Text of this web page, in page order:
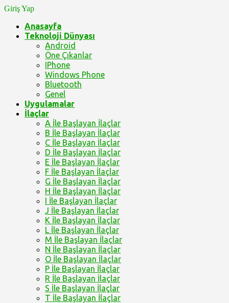
Giriş Yap
Anasayfa
Teknoloji Dünyası
Android
Öne Çıkanlar
IPhone
Windows Phone
Bluetooth
Genel
Uygulamalar
İlaçlar
A İle Başlayan İlaçlar
B İle Başlayan İlaçlar
C İle Başlayan İlaçlar
D İle Başlayan İlaçlar
E İle Başlayan İlaçlar
F İle Başlayan İlaçlar
G İle Başlayan İlaçlar
H İle Başlayan İlaçlar
I İle Başlayan İlaçlar
J İle Başlayan İlaçlar
K İle Başlayan İlaçlar
L İle Başlayan İlaçlar
M İle Başlayan İlaçlar
N İle Başlayan İlaçlar
O İle Başlayan İlaçlar
P İle Başlayan İlaçlar
R İle Başlayan İlaçlar
S İle Başlayan İlaçlar
T İle Başlayan İlaçlar